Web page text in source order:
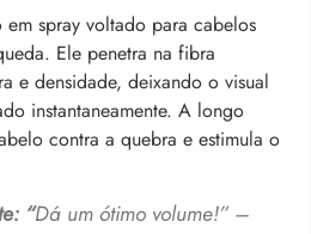
em spray voltado para cabelos
Ele penetra na fibra
e densidade, deixando o visual
instantaneamente. A longo
contra a quebra e estimula o
“Dá um ótimo volume!” –